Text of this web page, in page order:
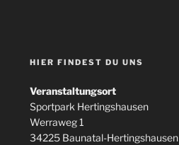
HIER FINDEST DU UNS
Veranstaltungsort
Sportpark Hertingshausen
Werraweg 1
34225 Baunatal-Hertingshausen